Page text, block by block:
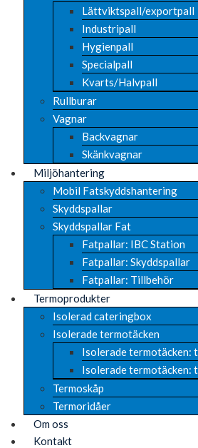
Lättviktspall/exportpall
Industripall
Hygienpall
Specialpall
Kvarts/Halvpall
Rullburar
Vagnar
Backvagnar
Skänkvagnar
Miljöhantering
Mobil Fatskyddshantering
Skyddspallar
Skyddspallar Fat
Fatpallar: IBC Station
Fatpallar: Skyddspallar
Fatpallar: Tillbehör
Termoprodukter
Isolerad cateringbox
Isolerade termotäcken
Isolerade termotäcken:
Isolerade termotäcken:
Termoskåp
Termoridåer
Om oss
Kontakt